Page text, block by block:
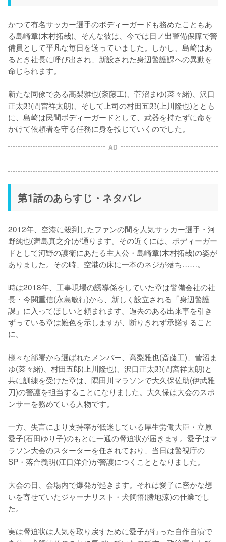
かつて有名サッカー選手のボディーガードも務めたこともあ
る島崎章(木村拓哉)。そんな彼は、今では日ノ出警備保障で警
備員として平凡な毎日を送っていました。しかし、島崎はあ
るとき社長に呼び出され、新設された身辺警護課への異動を
命じられます。
新たな同僚である高梨雅也(斎藤工)、菅沼まゆ(菜々緒)、沢口
正太郎(間宮祥太朗)、そして上司の村田五郎(上川隆也)ととも
に、島崎は民間ボディーガードとして、武器を持たずに命を
かけて依頼者を守る任務に身を投じていくのでした。
AD
第1話のあらすじ・ネタバレ
2012年、空港に殺到したファンの間を人気サッカー選手・河
野純也(満島真之介)が通ります。その近くには、ボディーガー
ドとして河野の護衛にあたる主人公・島崎章(木村拓哉)の姿が
ありました。その時、空港の床に一本のネジが落ち……。
時は2018年、工事現場の誘導係をしていた章は警備会社の社
長・今関重信(永島敏行)から、新しく設立される「身辺警護
課」に入ってほしいと頼まれます。過去のある出来事を引き
ずっている章は難色を示しますが、断りきれず承諾すること
に。
様々な部署から選ばれたメンバー、高梨雅也(斎藤工)、菅沼ま
ゆ(菜々緒)、村田五郎(上川隆也)、沢口正太郎(間宮祥太朗)と
共に訓練を受けた章は、隅田川マラソンで大久保佐助(伊武雅
刀)の警護を担当することになりました。大久保は大会のスポ
ンサーを務めている人物です。
一方、失言により支持率が低迷している厚生労働大臣・立原
愛子(石田ゆり子)のもとに一通の脅迫状が届きます。愛子はマ
ラソン大会のスターターを任されており、当日は警視庁の
SP・落合義明(江口洋介)が警護につくこととなりました。
大会の日、会場内で爆発が起きます。それは愛子に密かな想
いを寄せていたジャーナリスト・犬飼悟(勝地涼)の仕業でし
た。
実は脅迫状は人気を取り戻すために愛子が行った自作自演で